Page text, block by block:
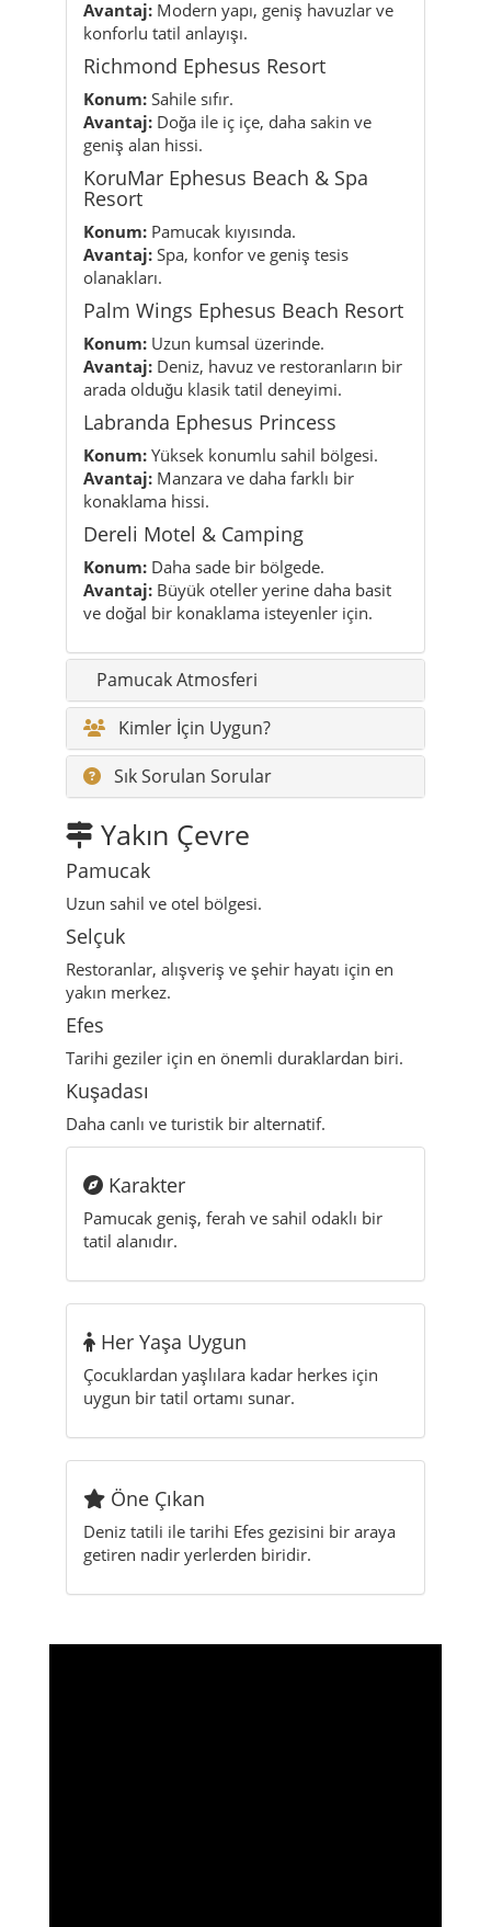
Avantaj: Modern yapı, geniş havuzlar ve
konforlu tatil anlayışı.
Richmond Ephesus Resort
Konum: Sahile sıfır.
Avantaj: Doğa ile iç içe, daha sakin ve
geniş alan hissi.
KoruMar Ephesus Beach & Spa
Resort
Konum: Pamucak kıyısında.
Avantaj: Spa, konfor ve geniş tesis
olanakları.
Palm Wings Ephesus Beach Resort
Konum: Uzun kumsal üzerinde.
Avantaj: Deniz, havuz ve restoranların bir
arada olduğu klasik tatil deneyimi.
Labranda Ephesus Princess
Konum: Yüksek konumlu sahil bölgesi.
Avantaj: Manzara ve daha farklı bir
konaklama hissi.
Dereli Motel & Camping
Konum: Daha sade bir bölgede.
Avantaj: Büyük oteller yerine daha basit
ve doğal bir konaklama isteyenler için.
Pamucak Atmosferi
Kimler İçin Uygun?
Sık Sorulan Sorular
Yakın Çevre
Pamucak
Uzun sahil ve otel bölgesi.
Selçuk
Restoranlar, alışveriş ve şehir hayatı için en
yakın merkez.
Efes
Tarihi geziler için en önemli duraklardan biri.
Kuşadası
Daha canlı ve turistik bir alternatif.
Karakter
Pamucak geniş, ferah ve sahil odaklı bir
tatil alanıdır.
Her Yaşa Uygun
Çocuklardan yaşlılara kadar herkes için
uygun bir tatil ortamı sunar.
Öne Çıkan
Deniz tatili ile tarihi Efes gezisini bir araya
getiren nadir yerlerden biridir.